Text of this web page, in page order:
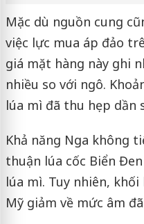
Mặc dù nguồn cung
việc lực mua áp đảo
giá mặt hàng này ghi
nhiều so với ngô.
lúa mì đã thu hẹp dần
Khả năng Nga không
thuận lúa cốc Biển
lúa mì. Tuy nhiên,
Mỹ giảm về mức âm